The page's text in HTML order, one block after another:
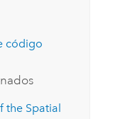
código
the Spatial